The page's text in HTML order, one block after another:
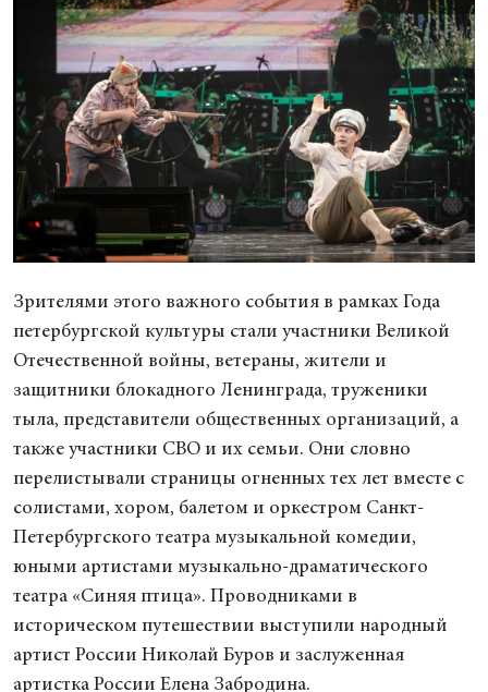
Зрителями этого важного события в рамках Года
петербургской культуры стали участники Великой
Отечественной войны, ветераны, жители и
защитники блокадного Ленинграда, труженики
тыла, представители общественных организаций, а
также участники СВО и их семьи. Они словно
перелистывали страницы огненных тех лет вместе с
солистами, хором, балетом и оркестром Санкт-
Петербургского театра музыкальной комедии,
юными артистами музыкально-драматического
театра «Синяя птица». Проводниками в
историческом путешествии выступили народный
артист России Николай Буров и заслуженная
артистка России Елена Забродина.